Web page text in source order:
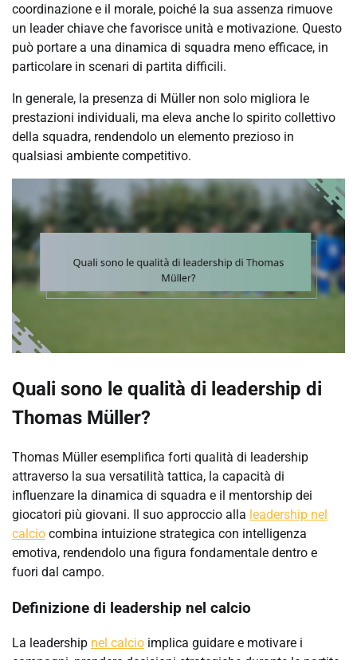
coordinazione e il morale, poiché la sua assenza rimuove
un leader chiave che favorisce unità e motivazione. Questo
può portare a una dinamica di squadra meno efficace, in
particolare in scenari di partita difficili.
In generale, la presenza di Müller non solo migliora le
prestazioni individuali, ma eleva anche lo spirito collettivo
della squadra, rendendolo un elemento prezioso in
qualsiasi ambiente competitivo.
Quali sono le qualità di leadership di
Thomas Müller?
Thomas Müller esemplifica forti qualità di leadership
attraverso la sua versatilità tattica, la capacità di
influenzare la dinamica di squadra e il mentorship dei
giocatori più giovani. Il suo approccio alla leadership nel
calcio combina intuizione strategica con intelligenza
emotiva, rendendolo una figura fondamentale dentro e
fuori dal campo.
Definizione di leadership nel calcio
La leadership nel calcio implica guidare e motivare i